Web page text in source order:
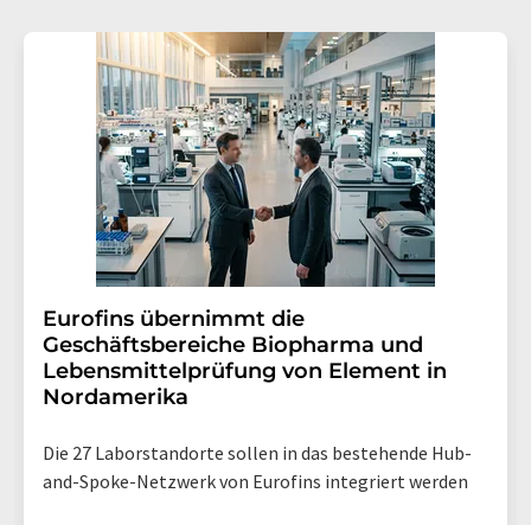
Eurofins übernimmt die
Geschäftsbereiche Biopharma und
Lebensmittelprüfung von Element in
Nordamerika
Die 27 Laborstandorte sollen in das bestehende Hub-
and-Spoke-Netzwerk von Eurofins integriert werden